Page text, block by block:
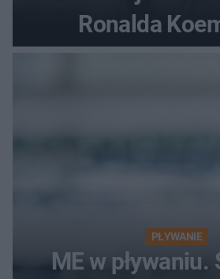
Ronalda
PŁYWANIE
ME w pływaniu.